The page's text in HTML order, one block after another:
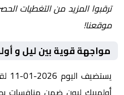
ترقبوا المزيد من التغطيات
موقعنا!
مواجهة قوية بين ليل و